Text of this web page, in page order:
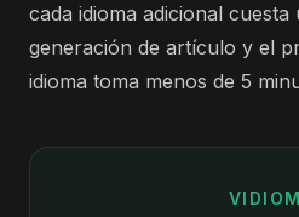
cada idioma adicional cuesta
generación de artículo y el
idioma toma menos de 5